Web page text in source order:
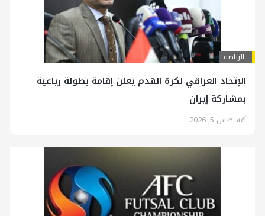
الرياضة
الإتحاد العراقي لكرة القدم يعلن إقامة بطولة رباعية
بمشاركة إيران
أغسطس 5, 2026